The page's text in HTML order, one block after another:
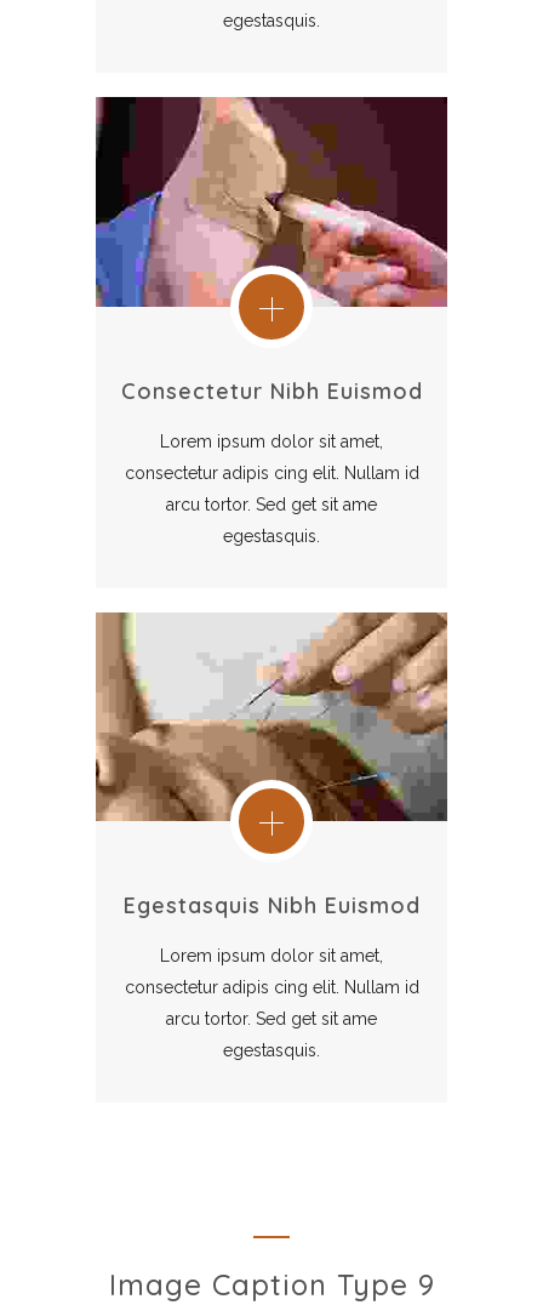
egestasquis.
Consectetur Nibh Euismod
Lorem ipsum dolor sit amet,
consectetur adipis cing elit. Nullam id
arcu tortor. Sed get sit ame
egestasquis.
Egestasquis Nibh Euismod
Lorem ipsum dolor sit amet,
consectetur adipis cing elit. Nullam id
arcu tortor. Sed get sit ame
egestasquis.
Image Caption Type 9